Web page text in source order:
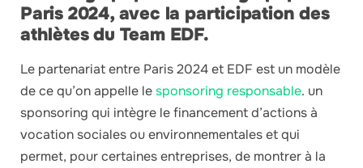
Paris 2024, avec la participation des
athlètes du Team EDF.
Le partenariat entre Paris 2024 et EDF est un modèle
de ce qu’on appelle lesponsoring responsable. un
sponsoring qui intègre le financement d’actions à
vocation sociales ou environnementales et qui
permet, pour certaines entreprises, de montrer à la